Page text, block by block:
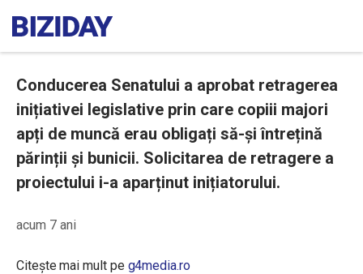
Conducerea Senatului a aprobat retragerea
inițiativei legislative prin care copiii majori
apți de muncă erau obligați să-și întrețină
părinții și bunicii. Solicitarea de retragere a
proiectului i-a aparținut inițiatorului.
acum 7 ani
Citește mai mult pe g4media.ro